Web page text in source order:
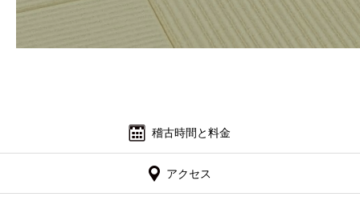
稽古時間と料金
アクセス